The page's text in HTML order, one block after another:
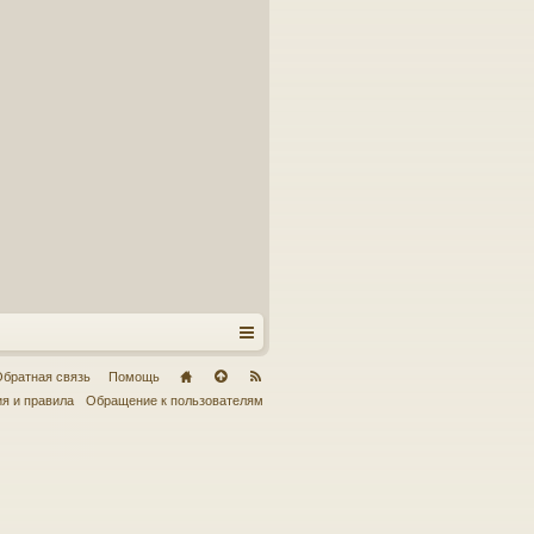
связь
Помощь
и правила
Обращение к пользователям